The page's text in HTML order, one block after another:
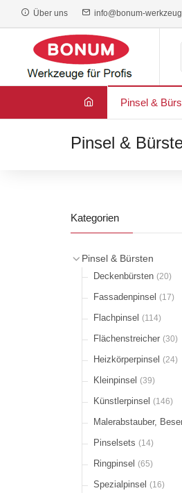
Über uns info@bonum-
Pinsel &
Pinsel &
Kategorien
Pinsel & Bürsten
Deckenbürsten (20)
Fassadenpinsel (17)
Flachpinsel (114)
Flächenstreicher (30)
Heizkörperpinsel (24)
Kleinpinsel (39)
Künstlerpinsel (146)
Malerabstauber,
Pinselsets (14)
Ringpinsel (65)
Spezialpinsel (16)